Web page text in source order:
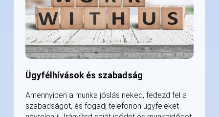
Ügyfélhívások és szabadság
Amennyiben a munka jóslás neked, fedezd fel a
szabadságot, és fogadj telefonon ügyfeleket